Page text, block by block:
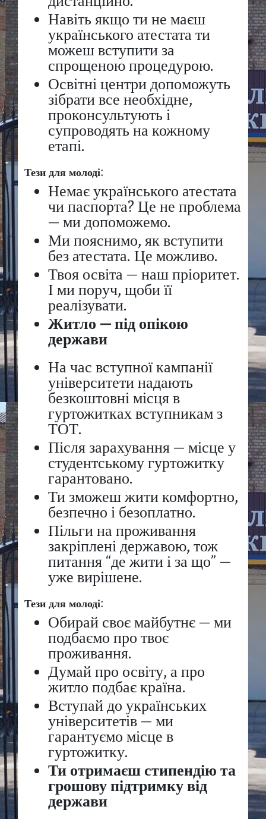
Навіть якщо ти не маєш
українського атестата ти
можеш вступити за
спрощеною процедурою.
Освітні центри допоможуть
зібрати все необхідне,
проконсультують і
супроводять на кожному
етапі.
Тези для молоді:
Немає українського атестата
чи паспорта? Це не проблема
— ми допоможемо.
Ми пояснимо, як вступити
без атестата. Це можливо.
Твоя освіта — наш пріоритет.
І ми поруч, щоби її
реалізувати.
Житло — під опікою
держави
На час вступної кампанії
університети надають
безкоштовні місця в
гуртожитках вступникам з
ТОТ.
Після зарахування — місце у
студентському гуртожитку
гарантовано.
Ти зможеш жити комфортно,
безпечно і безоплатно.
Пільги на проживання
закріплені державою, тож
питання “де жити і за що” —
уже вирішене.
Тези для молоді:
Обирай своє майбутнє — ми
подбаємо про твоє
проживання.
Думай про освіту, а про
житло подбає країна.
Вступай до українських
університетів — ми
гарантуємо місце в
гуртожитку.
Ти отримаєш стипендію та
грошову підтримку від
держави